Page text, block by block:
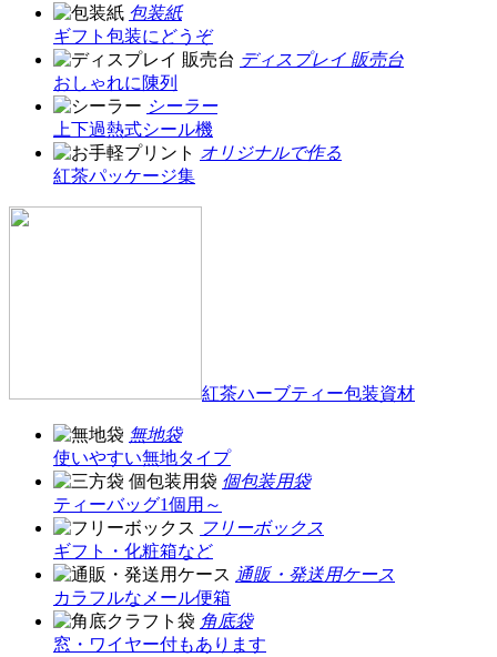
包装紙
ギフト包装にどうぞ
ディスプレイ 販売台
おしゃれに陳列
シーラー
上下過熱式シール機
オリジナルで作る
紅茶パッケージ集
紅茶ハーブティー包装資材
無地袋
使いやすい無地タイプ
個包装用袋
ティーバッグ1個用～
フリーボックス
ギフト・化粧箱など
通販・発送用ケース
カラフルなメール便箱
角底袋
窓・ワイヤー付もあります